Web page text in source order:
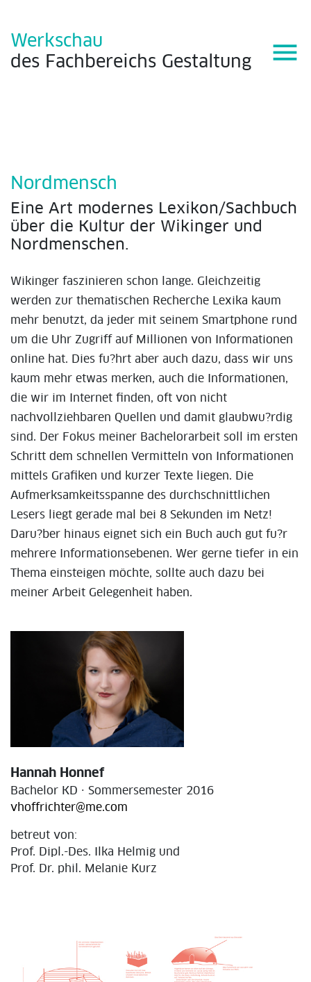
Werkschau
des Fachbereichs Gestaltung menu
Nordmensch
Eine Art modernes Lexikon/Sachbuch
über die Kultur der Wikinger und
Nordmenschen.
Wikinger faszinieren schon lange. Gleichzeitig
werden zur thematischen Recherche Lexika kaum
mehr benutzt, da jeder mit seinem Smartphone rund
um die Uhr Zugriff auf Millionen von Informationen
online hat. Dies fu?hrt aber auch dazu, dass wir uns
kaum mehr etwas merken, auch die Informationen,
die wir im Internet finden, oft von nicht
nachvollziehbaren Quellen und damit glaubwu?rdig
sind. Der Fokus meiner Bachelorarbeit soll im ersten
Schritt dem schnellen Vermitteln von Informationen
mittels Grafiken und kurzer Texte liegen. Die
Aufmerksamkeitsspanne des durchschnittlichen
Lesers liegt gerade mal bei 8 Sekunden im Netz!
Daru?ber hinaus eignet sich ein Buch auch gut fu?r
mehrere Informationsebenen. Wer gerne tiefer in ein
Thema einsteigen möchte, sollte auch dazu bei
meiner Arbeit Gelegenheit haben.
Hannah Honnef
Bachelor KD · Sommersemester 2016
vhoffrichter@me.com
betreut von:
Prof. Dipl.-Des. Ilka Helmig und
Prof. Dr. phil. Melanie Kurz